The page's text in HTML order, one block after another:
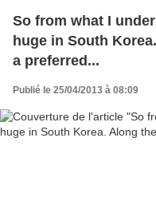
So from what I
huge in South
a preferred...
Publié le 25/04/2013 à 08:09